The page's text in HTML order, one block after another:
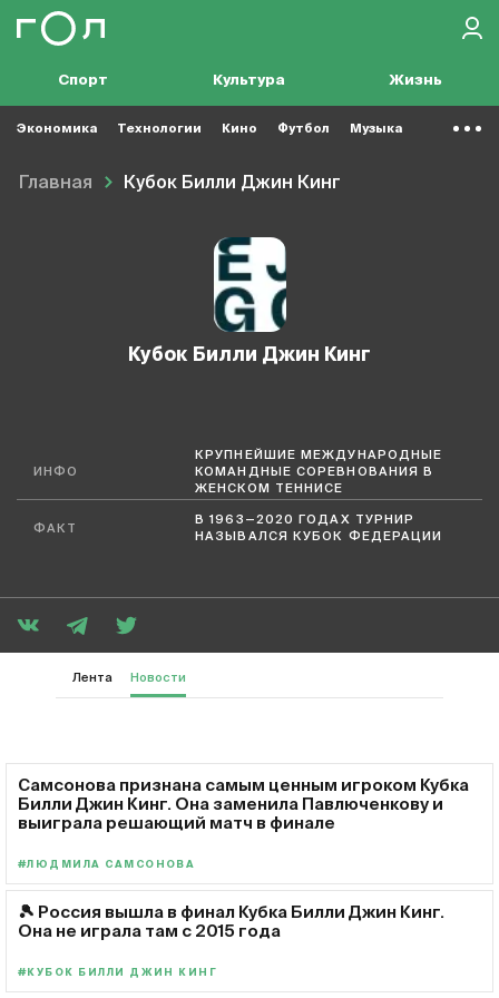
Спорт Культура Жизнь
Экономика Технологии Кино Футбол Музыка
Главная Кубок Билли Джин Кинг
Кубок Билли Джин Кинг
ИНФО
КРУПНЕЙШИЕ МЕЖДУНАРОДНЫЕ
КОМАНДНЫЕ СОРЕВНОВАНИЯ В
ЖЕНСКОМ ТЕННИСЕ
ФАКТ
В 1963—2020 ГОДАХ ТУРНИР
НАЗЫВАЛСЯ КУБОК ФЕДЕРАЦИИ
Лента Новости
Самсонова признана самым ценным игроком Кубка
Билли Джин Кинг. Она заменила Павлюченкову и
выиграла решающий матч в финале
#ЛЮДМИЛА САМСОНОВА
🎾 Россия вышла в финал Кубка Билли Джин Кинг.
Она не играла там с 2015 года
#КУБОК БИЛЛИ ДЖИН КИНГ